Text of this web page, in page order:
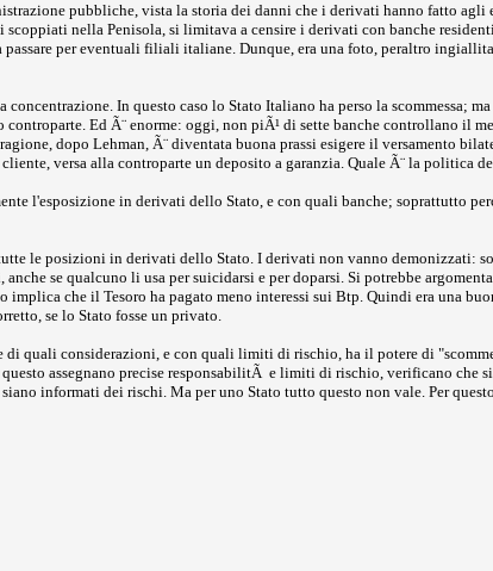
pubbliche, vista la storia dei danni che i derivati hanno fatto
nella Penisola, si limitava a censire i derivati con banche
per eventuali filiali italiane. Dunque, era una foto, peraltro
In questo caso lo Stato Italiano ha perso la scommessa; ma
Ed Ã¨ enorme: oggi, non piÃ¹ di sette banche controllano il
dopo Lehman, Ã¨ diventata buona prassi esigere il versamento
versa alla controparte un deposito a garanzia. Quale Ã¨ la politica
l'esposizione in derivati dello Stato, e con quali banche; soprattutto
le posizioni in derivati dello Stato. I derivati non vanno demonizzati:
se qualcuno li usa per suicidarsi e per doparsi. Si potrebbe
che il Tesoro ha pagato meno interessi sui Btp. Quindi era una
se lo Stato fosse un privato.
quali considerazioni, e con quali limiti di rischio, ha il potere di
assegnano precise responsabilitÃ e limiti di rischio, verificano che
informati dei rischi. Ma per uno Stato tutto questo non vale. Per